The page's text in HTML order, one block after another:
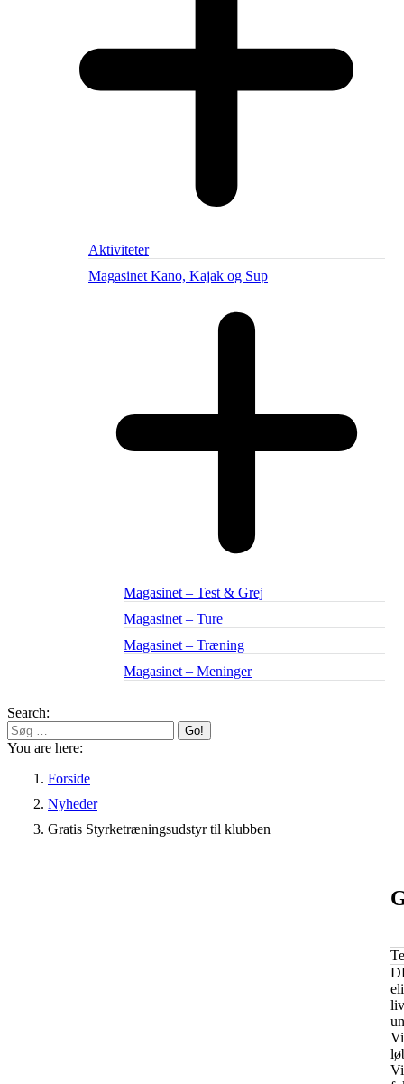
Aktiviteter
Magasinet Kano, Kajak og Sup
Magasinet – Test & Grej
Magasinet – Ture
Magasinet – Træning
Magasinet – Meninger
Search:
You are here:
Forside
Nyheder
Gratis Styrketræningsudstyr til klubben